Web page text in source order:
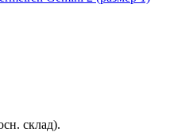
склад).